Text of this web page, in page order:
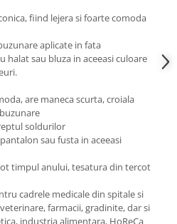
fiind lejera si foarte comoda
aplicate in fata
halat sau bluza in aceeasi culoare
are maneca scurta, croiala
soldurilor
sau fusta in aceeasi
timpul anului, tesatura din tercot
cadrele medicale din spitale si
farmacii, gradinite, dar si
industria alimentara, HoReCa